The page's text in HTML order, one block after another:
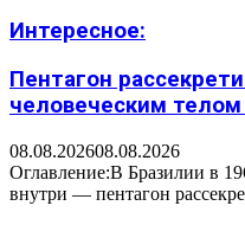
Интересное:
Пентагон
человеческим телом
08.08.202608.08.2026
Оглавление:В Бразилии в
внутри — пентагон